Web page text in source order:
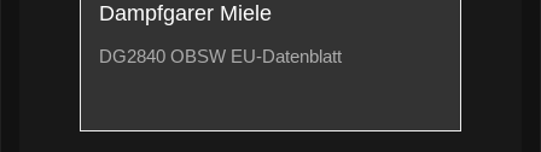
Dampfgarer Miele
DG2840 OBSW EU-Datenblatt